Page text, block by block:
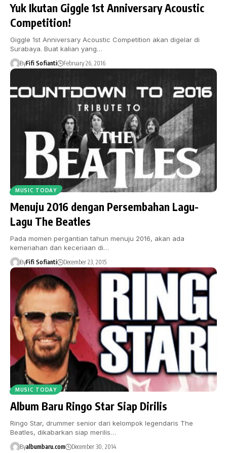
Yuk Ikutan Giggle 1st Anniversary Acoustic
Competition!
Giggle 1st Anniversary Acoustic Competition akan digelar di
Surabaya. Buat kalian yang…
ByFifi Sofianti February 26, 2016
MUSIC TODAY
Menuju 2016 dengan Persembahan Lagu-
Lagu The Beatles
Pada momen pergantian tahun menuju 2016, akan ada
kemeriahan dan keceriaan di…
ByFifi Sofianti December 23, 2015
MUSIC TODAY
Album Baru Ringo Star Siap Dirilis
Ringo Star, drummer senior dari kelompok legendaris The
Beatles, dikabarkan siap merilis…
Byalbumbaru.com December 30, 2014